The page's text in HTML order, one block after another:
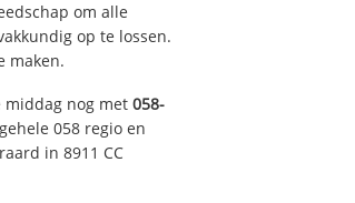
om alle
op te lossen.
maken.
middag nog met 058-
058 regio en
in 8911 CC